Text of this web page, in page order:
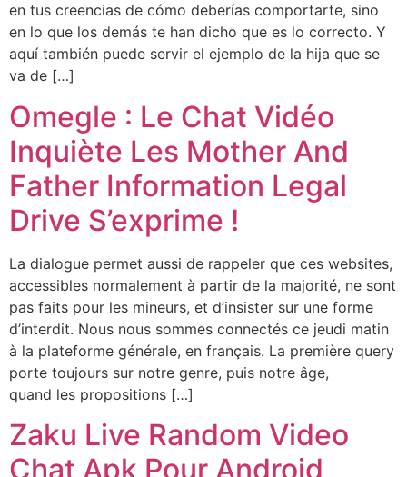
en tus creencias de cómo deberías comportarte, sino
en lo que los demás te han dicho que es lo correcto. Y
aquí también puede servir el ejemplo de la hija que se
va de […]
Omegle : Le Chat Vidéo
Inquiète Les Mother And
Father Information Legal
Drive S’exprime !
La dialogue permet aussi de rappeler que ces websites,
accessibles normalement à partir de la majorité, ne sont
pas faits pour les mineurs, et d’insister sur une forme
d’interdit. Nous nous sommes connectés ce jeudi matin
à la plateforme générale, en français. La première query
porte toujours sur notre genre, puis notre âge,
quand les propositions […]
Zaku Live Random Video
Chat Apk Pour Android